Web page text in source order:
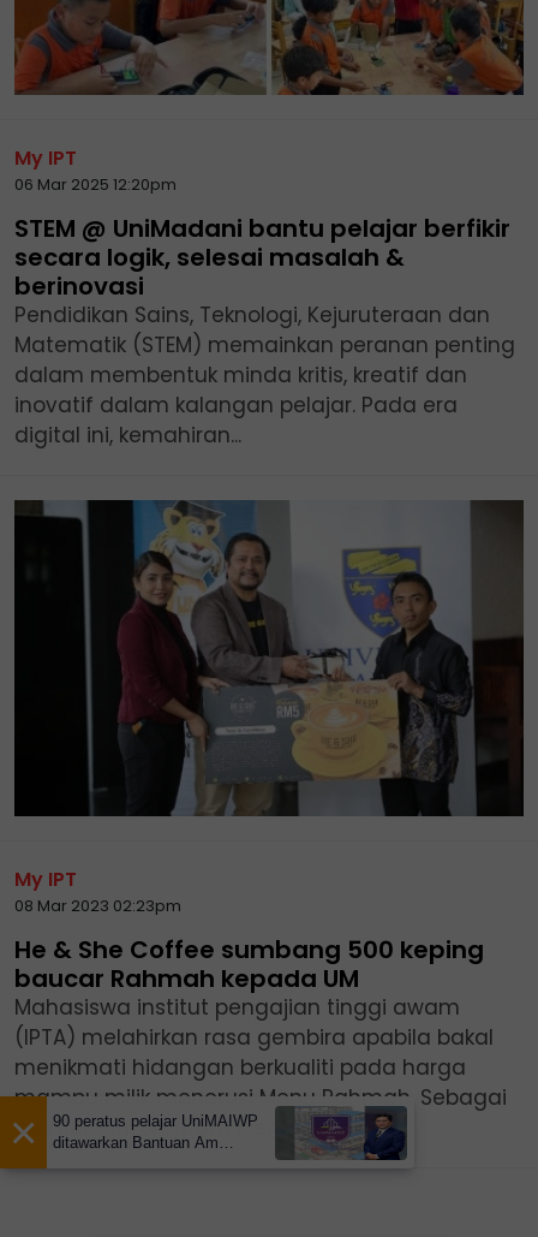
My IPT
06 Mar 2025 12:20pm
STEM @ UniMadani bantu pelajar berfikir
secara logik, selesai masalah &
berinovasi
Pendidikan Sains, Teknologi, Kejuruteraan dan
Matematik (STEM) memainkan peranan penting
dalam membentuk minda kritis, kreatif dan
inovatif dalam kalangan pelajar. Pada era
digital ini, kemahiran...
My IPT
08 Mar 2023 02:23pm
He & She Coffee sumbang 500 keping
baucar Rahmah kepada UM
Mahasiswa institut pengajian tinggi awam
(IPTA) melahirkan rasa gembira apabila bakal
menikmati hidangan berkualiti pada harga
mampu milik menerusi Menu Rahmah. Sebagai
permulaan, program Menu...
×
90 peratus pelajar UniMAIWP
ditawarkan Bantuan Am